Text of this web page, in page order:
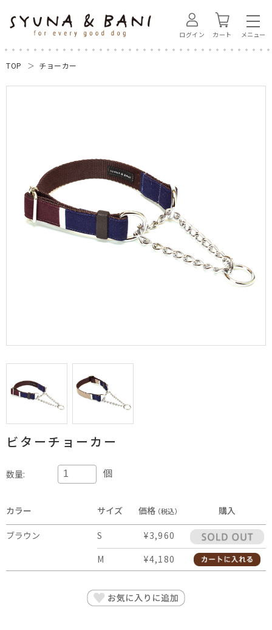
ログイン カート
TOP チョーカー
ビターチョーカー
数量: 個
カラー サイズ 価格（税込） 購入
ブラウン S
¥3,960
M
¥4,180